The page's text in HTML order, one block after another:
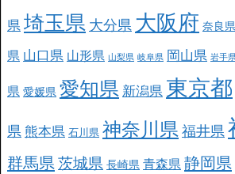
県 埼玉県 大分県 大阪府 奈良県
県 山口県 山形県 山梨県 岐阜県 岡山県 岩手
県 愛媛県 愛知県 新潟県 東京都
県 熊本県 石川県 神奈川県 福井県
群馬県茨城県 長崎県 青森県静岡県